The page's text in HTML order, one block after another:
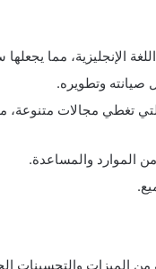
الإنجليزية، مما
صيانته وتطويره.
تغطي مجالات متنوعة،
الموارد والمساعدة.